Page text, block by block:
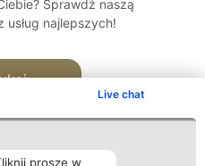
Live chat
proszę w
Sprawdź naszą
najlepszych!